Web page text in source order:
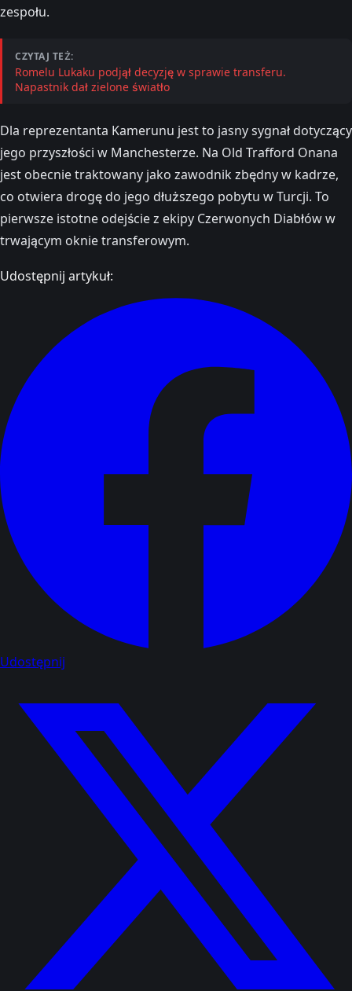
zespołu.
CZYTAJ TEŻ:
Romelu Lukaku podjął decyzję w sprawie transferu.
Napastnik dał zielone światło
Dla reprezentanta Kamerunu jest to jasny sygnał dotyczący
jego przyszłości w Manchesterze. Na Old Trafford Onana
jest obecnie traktowany jako zawodnik zbędny w kadrze,
co otwiera drogę do jego dłuższego pobytu w Turcji. To
pierwsze istotne odejście z ekipy Czerwonych Diabłów w
trwającym oknie transferowym.
Udostępnij artykuł:
Udostępnij